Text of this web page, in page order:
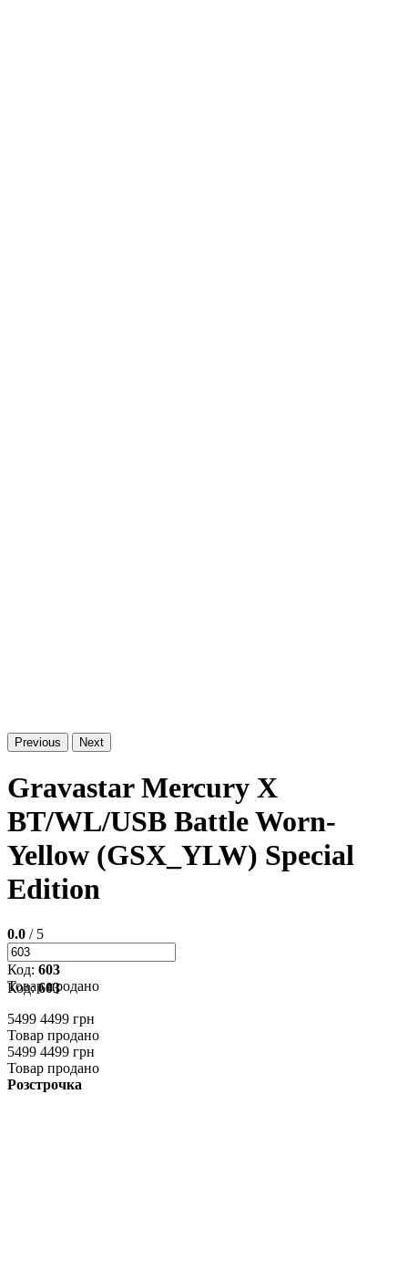
Previous Next
Gravastar Mercury X
BT/WL/USB Battle Worn-
Yellow (GSX_YLW) Special
Edition
0.0 / 5
Код: 603
Товар продано
Код:603
5499 4499 грн
Товар продано
5499 4499 грн
Товар продано
Розстрочка